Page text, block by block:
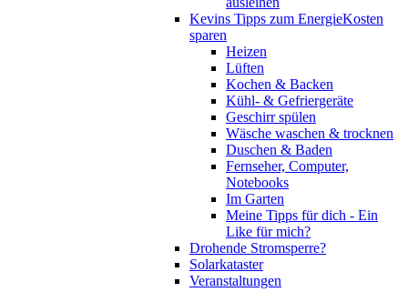
Kevins Tipps zum EnergieKosten
sparen
Heizen
Lüften
Kochen & Backen
Kühl- & Gefriergeräte
Geschirr spülen
Wäsche waschen & trocknen
Duschen & Baden
Fernseher, Computer,
Notebooks
Im Garten
Meine Tipps für dich - Ein
Like für mich?
Drohende Stromsperre?
Solarkataster
Veranstaltungen